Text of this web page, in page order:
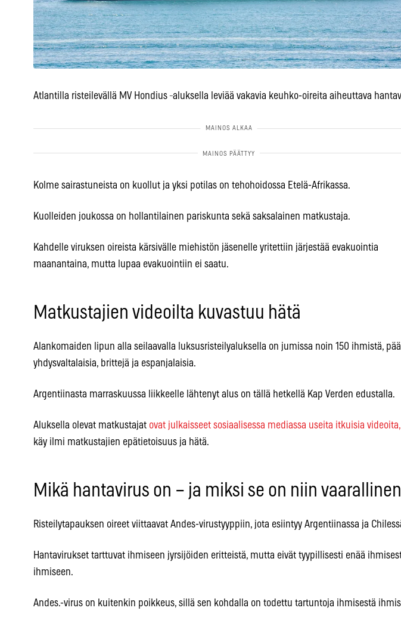
Atlantilla risteilevällä MV Hondius ‑aluksella leviää vakavia keuhko-oireita aiheuttava
Kolme sairastuneista on kuollut ja yksi potilas on tehohoidossa Etelä-Afrikassa.
Kuolleiden joukossa on hollantilainen pariskunta sekä saksalainen matkustaja.
Kahdelle viruksen oireista kärsivälle miehistön jäsenelle yritettiin järjestää evakuointia
maanantaina, mutta lupaa evakuointiin ei saatu.
Matkustajien videoilta kuvastuu hätä
Alankomaiden lipun alla seilaavalla luksusristeilyaluksella on jumissa noin 150 ihmistä,
yhdysvaltalaisia, brittejä ja espanjalaisia.
Argentiinasta marraskuussa liikkeelle lähtenyt alus on tällä hetkellä Kap Verden edustalla.
Aluksella olevat matkustajat ovat julkaisseet sosiaalisessa mediassa useita itkuisia videoita,
käy ilmi matkustajien epätietoisuus ja hätä.
Mikä hantavirus on – ja miksi se on niin
Risteilytapauksen oireet viittaavat Andes-virustyyppiin, jota esiintyy Argentiinassa ja
Hantavirukset tarttuvat ihmiseen jyrsijöiden eritteistä, mutta eivät tyypillisesti enää
ihmiseen.
Andes.-virus on kuitenkin poikkeus, sillä sen kohdalla on todettu tartuntoja ihmisestä